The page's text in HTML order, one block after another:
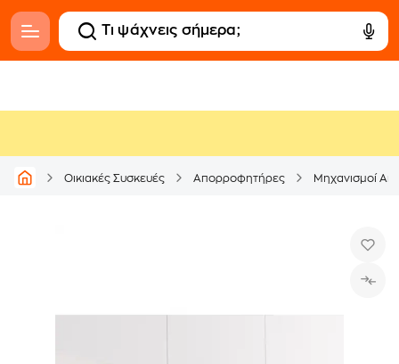
Οικιακές Συσκευές Απορροφητήρες Μηχανισμοί